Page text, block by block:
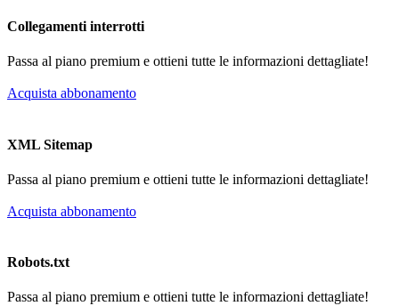
Collegamenti interrotti
Passa al piano premium e ottieni tutte le informazioni dettagliate!
Acquista abbonamento
XML Sitemap
Passa al piano premium e ottieni tutte le informazioni dettagliate!
Acquista abbonamento
Robots.txt
Passa al piano premium e ottieni tutte le informazioni dettagliate!